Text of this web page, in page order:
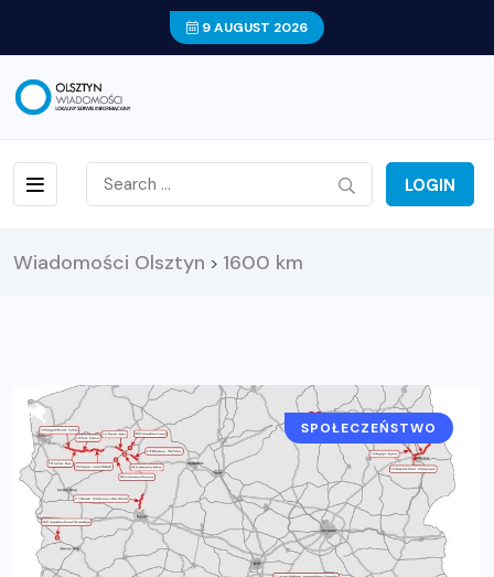
9 AUGUST 2026
LOGIN
Wiadomości Olsztyn > 1600 km
SPOŁECZEŃSTWO